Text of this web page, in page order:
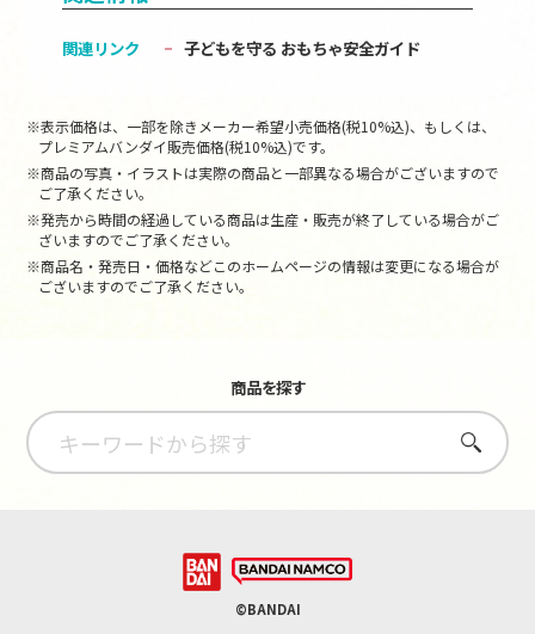
関連リンク 子どもを守る おもちゃ安全ガイド
※表示価格は、一部を除きメーカー希望小売価格(税10%込)、もしくは、
プレミアムバンダイ販売価格(税10%込)です。
※商品の写真・イラストは実際の商品と一部異なる場合がございますので
ご了承ください。
※発売から時間の経過している商品は生産・販売が終了している場合がご
ざいますのでご了承ください。
※商品名・発売日・価格などこのホームページの情報は変更になる場合が
ございますのでご了承ください。
商品を探す
さがす
©BANDAI